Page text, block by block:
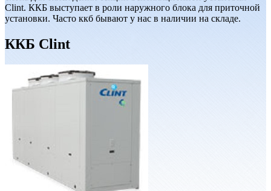
Clint. ККБ выступает в роли наружного блока для приточной
установки. Часто ккб бывают у нас в наличии на складе.
ККБ Clint